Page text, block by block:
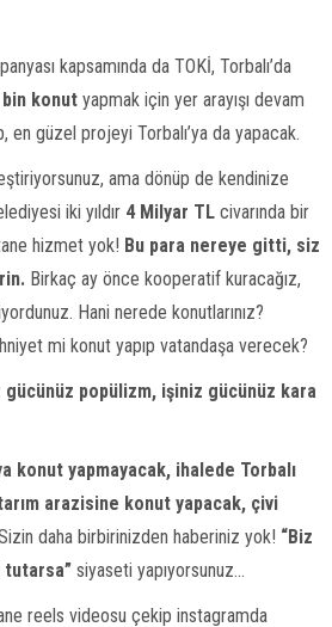
kapsamında da TOKİ, Torbalı’da
bin konut yapmak için yer arayışı devam
en güzel projeyi Torbalı’ya da yapacak.
ama dönüp de kendinize
iki yıldır 4 Milyar TL civarında bir
hizmet yok! Bu para nereye gitti, siz
Birkaç ay önce kooperatif kuracağız,
Hani nerede konutlarınız?
mi konut yapıp vatandaşa verecek?
popülizm, işiniz gücünüz kara
konut yapmayacak, ihalede Torbalı
arazisine konut yapacak, çivi
daha birbirinizden haberiniz yok! “Biz
tutarsa” siyaseti yapıyorsunuz…
reels videosu çekip instagramda